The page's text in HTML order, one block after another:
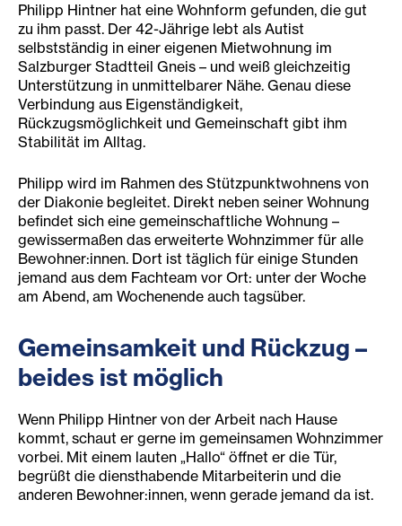
Philipp Hintner hat eine Wohnform gefunden, die gut
zu ihm passt. Der 42-Jährige lebt als Autist
selbstständig in einer eigenen Mietwohnung im
Salzburger Stadtteil Gneis – und weiß gleichzeitig
Unterstützung in unmittelbarer Nähe. Genau diese
Verbindung aus Eigenständigkeit,
Rückzugsmöglichkeit und Gemeinschaft gibt ihm
Stabilität im Alltag.
Philipp wird im Rahmen des Stützpunktwohnens von
der Diakonie begleitet. Direkt neben seiner Wohnung
befindet sich eine gemeinschaftliche Wohnung –
gewissermaßen das erweiterte Wohnzimmer für alle
Bewohner:innen. Dort ist täglich für einige Stunden
jemand aus dem Fachteam vor Ort: unter der Woche
am Abend, am Wochenende auch tagsüber.
Gemeinsamkeit und Rückzug –
beides ist möglich
Wenn Philipp Hintner von der Arbeit nach Hause
kommt, schaut er gerne im gemeinsamen Wohnzimmer
vorbei. Mit einem lauten „Hallo“ öffnet er die Tür,
begrüßt die diensthabende Mitarbeiterin und die
anderen Bewohner:innen, wenn gerade jemand da ist.